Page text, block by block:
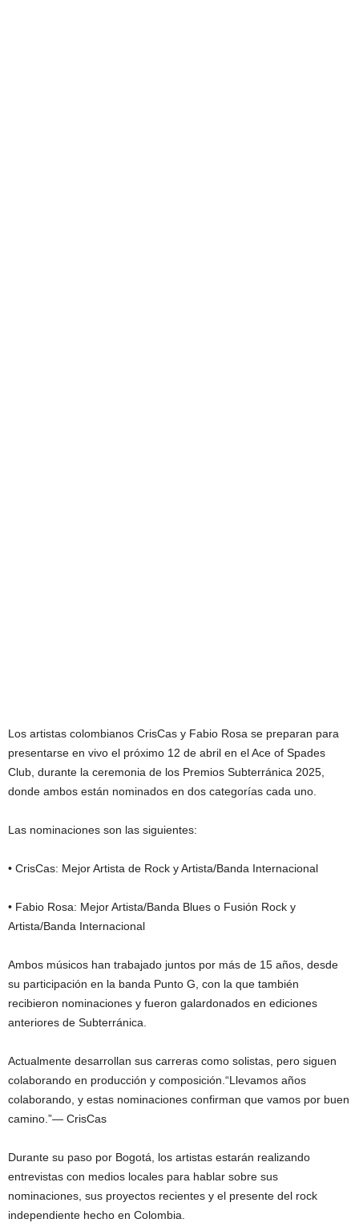
Los artistas colombianos CrisCas y Fabio Rosa se preparan para
presentarse en vivo el próximo 12 de abril en el Ace of Spades
Club, durante la ceremonia de los Premios Subterránica 2025,
donde ambos están nominados en dos categorías cada uno.
Las nominaciones son las siguientes:
• CrisCas: Mejor Artista de Rock y Artista/Banda Internacional
• Fabio Rosa: Mejor Artista/Banda Blues o Fusión Rock y
Artista/Banda Internacional
Ambos músicos han trabajado juntos por más de 15 años, desde
su participación en la banda Punto G, con la que también
recibieron nominaciones y fueron galardonados en ediciones
anteriores de Subterránica.
Actualmente desarrollan sus carreras como solistas, pero siguen
colaborando en producción y composición.“Llevamos años
colaborando, y estas nominaciones confirman que vamos por buen
camino.”— CrisCas
Durante su paso por Bogotá, los artistas estarán realizando
entrevistas con medios locales para hablar sobre sus
nominaciones, sus proyectos recientes y el presente del rock
independiente hecho en Colombia.